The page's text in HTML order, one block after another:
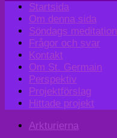
Startsida
Om denna sida
Söndags meditation
Frågor och svar
Kontakt
Om St. Germain
Perspektiv
Projektförslag
Hittade projekt
Arkturierna